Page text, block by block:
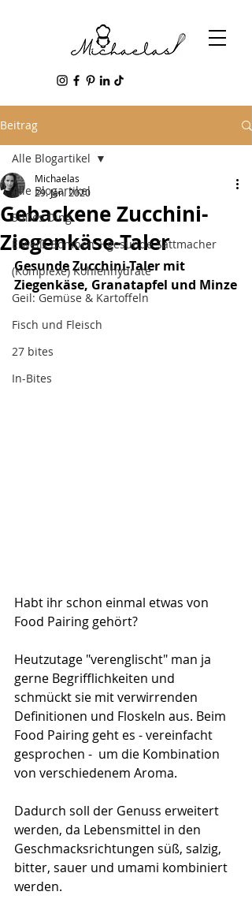
Beitrag
Alle Blogartikel
Süßes Ding
Eiweiß-Bomben + gesunde Sattmacher
(Komplexe) Kohlenhydrate
Geil: Gemüse & Kartoffeln
Fisch und Fleisch
27 bites
In-Bites
Alle Blogartikel
Gebackene Zucchini-
Ziegenkäse-Taler
Michaelas
29. Jan. 2020
Gesunde Zucchini-Taler mit
Ziegenkäse, Granatapfel und Minze
Habt ihr schon einmal etwas von
Food Pairing gehört?
Heutzutage "verenglischt" man ja
gerne Begrifflichkeiten und
schmückt sie mit verwirrenden
Definitionen und Floskeln aus. Beim
Food Pairing geht es - vereinfacht
gesprochen -  um die Kombination
von verschiedenem Aroma.
Dadurch soll der Genuss erweitert
werden, da Lebensmittel in den
Geschmacksrichtungen süß, salzig,
bitter, sauer und umami kombiniert
werden.